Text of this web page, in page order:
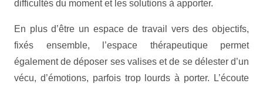
difficultés du moment et les solutions à apporter.
En plus d’être un espace de travail vers des objectifs,
fixés ensemble, l’espace thérapeutique permet
également de déposer ses valises et de se délester d’un
vécu, d’émotions, parfois trop lourds à porter. L’écoute